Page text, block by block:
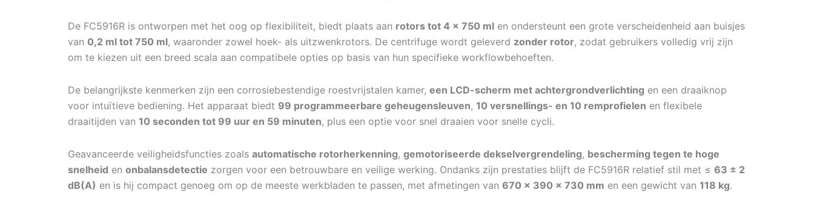
De FC5916R is ontworpen met het oog op flexibiliteit, biedt plaats aan rotors tot 4 × 750 ml en ondersteunt een grote verscheidenheid aan buisjes
van 0,2 ml tot 750 ml, waaronder zowel hoek- als uitzwenkrotors. De centrifuge wordt geleverd zonder rotor, zodat gebruikers volledig vrij zijn
om te kiezen uit een breed scala aan compatibele opties op basis van hun specifieke workflowbehoeften.
De belangrijkste kenmerken zijn een corrosiebestendige roestvrijstalen kamer, een LCD-scherm met achtergrondverlichting en een draaiknop
voor intuïtieve bediening. Het apparaat biedt 99 programmeerbare geheugensleuven, 10 versnellings- en 10 remprofielen en flexibele
draaitijden van 10 seconden tot 99 uur en 59 minuten, plus een optie voor snel draaien voor snelle cycli.
Geavanceerde veiligheidsfuncties zoals automatische rotorherkenning, gemotoriseerde dekselvergrendeling, bescherming tegen te hoge
snelheid en onbalansdetectie zorgen voor een betrouwbare en veilige werking. Ondanks zijn prestaties blijft de FC5916R relatief stil met ≤ 63 ± 2
dB(A) en is hij compact genoeg om op de meeste werkbladen te passen, met afmetingen van 670 × 390 × 730 mm en een gewicht van 118 kg.